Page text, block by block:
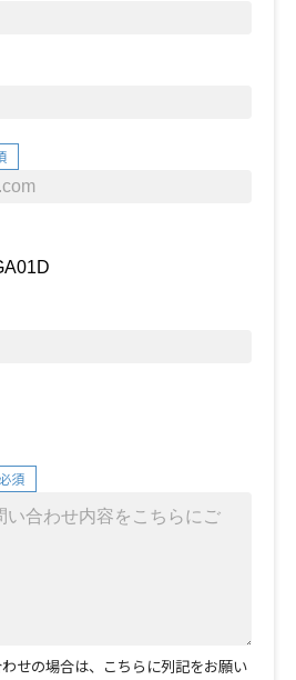
必須
せの場合は、こちらに列記をお願い